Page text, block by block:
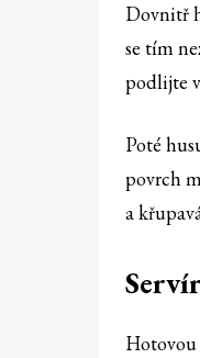
Dovnitř
se tím
podlijte
Poté
povrch
a
Hotovou